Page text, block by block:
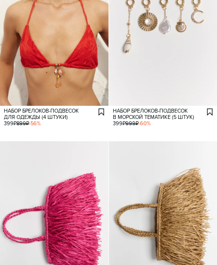
НАБОР БРЕЛОКОВ-ПОДВЕСОК
ДЛЯ ОДЕЖДЫ (4 ШТУКИ)
399₽899₽-56%
НАБОР БРЕЛОКОВ-ПОДВЕСОК
В МОРСКОЙ ТЕМАТИКЕ (5 ШТУК)
399₽999₽-60%